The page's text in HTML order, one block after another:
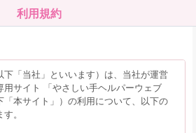
利用規約
「当社」といいます）は、当社が運営
サイト 「やさしい手ヘルパーウェブ
「本サイト」）の利用について、以下の
。